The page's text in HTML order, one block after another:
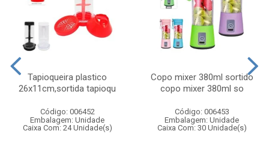
Tapioqueira plastico
26x11cm,sortida tapioqu
Código: 006452
Embalagem: Unidade
Caixa Com: 24 Unidade(s)
Copo mixer 380ml sortido
copo mixer 380ml so
Código: 006453
Embalagem: Unidade
Caixa Com: 30 Unidade(s)